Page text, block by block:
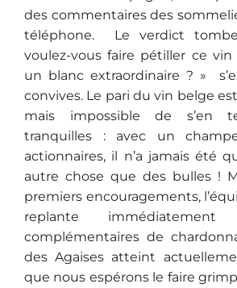
des commentaires des
téléphone. Le verdict
voulez-vous faire pétiller ce vin
un blanc extraordinaire ? »
convives. Le pari du vin belge
mais impossible de s’en
tranquilles : avec un
actionnaires, il n’a jamais été
autre chose que des bulles !
premiers encouragements,
replante
complémentaires de
des Agaises atteint
que nous espérons le faire